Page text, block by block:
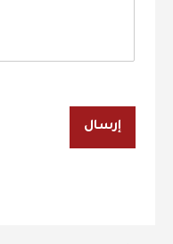
إرسال